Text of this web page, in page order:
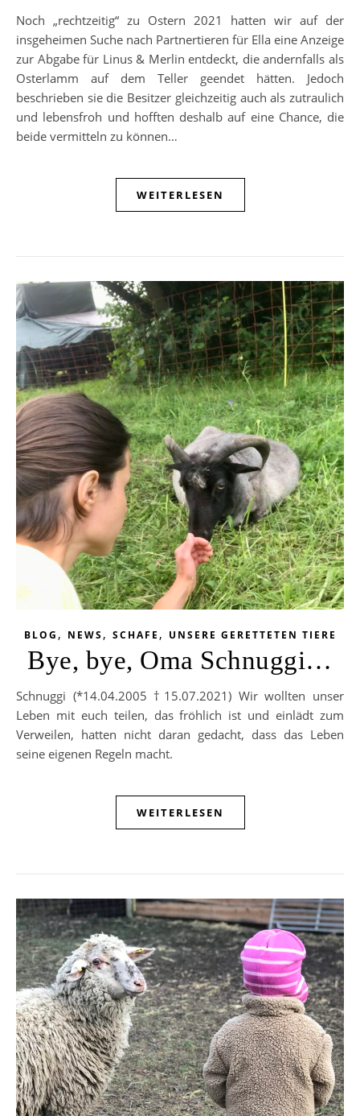
Noch „rechtzeitig“ zu Ostern 2021 hatten wir auf der
insgeheimen Suche nach Partnertieren für Ella eine Anzeige
zur Abgabe für Linus & Merlin entdeckt, die andernfalls als
Osterlamm auf dem Teller geendet hätten. Jedoch
beschrieben sie die Besitzer gleichzeitig auch als zutraulich
und lebensfroh und hofften deshalb auf eine Chance, die
beide vermitteln zu können…
WEITERLESEN
BLOG , NEWS, SCHAFE , UNSERE GERETTETEN TIERE
Bye, bye, Oma Schnuggi…
Schnuggi (*14.04.2005 †15.07.2021) Wir wollten unser
Leben mit euch teilen, das fröhlich ist und einlädt zum
Verweilen, hatten nicht daran gedacht, dass das Leben
seine eigenen Regeln macht.
WEITERLESEN